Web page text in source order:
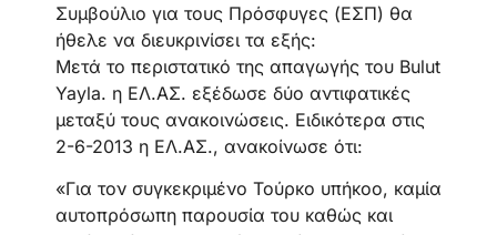
Συμβούλιο για τους Πρόσφυγες (ΕΣΠ) θα
ήθελε να διευκρινίσει τα εξής:
Μετά το περιστατικό της απαγωγής του Bulut
Yayla. η ΕΛ.ΑΣ. εξέδωσε δύο αντιφατικές
μεταξύ τους ανακοινώσεις. Ειδικότερα στις
2-6-2013 η ΕΛ.ΑΣ., ανακοίνωσε ότι:
«Για τον συγκεκριμένο Τούρκο υπήκοο, καμία
αυτοπρόσωπη παρουσία του καθώς και